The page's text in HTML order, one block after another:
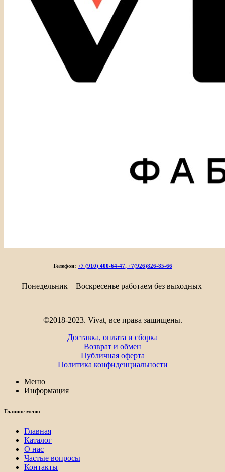
Телефон: +7 (910) 400-64-47, +7(926)826-85-66
Понедельник – Воскресенье работаем без выходных
©2018-2023. Vivat, все права защищены.
Доставка, оплата и сборка
Возврат и обмен
Публичная оферта
Политика конфиденциальности
Меню
Информация
Главное меню
Главная
Каталог
О нас
Частые вопросы
Контакты